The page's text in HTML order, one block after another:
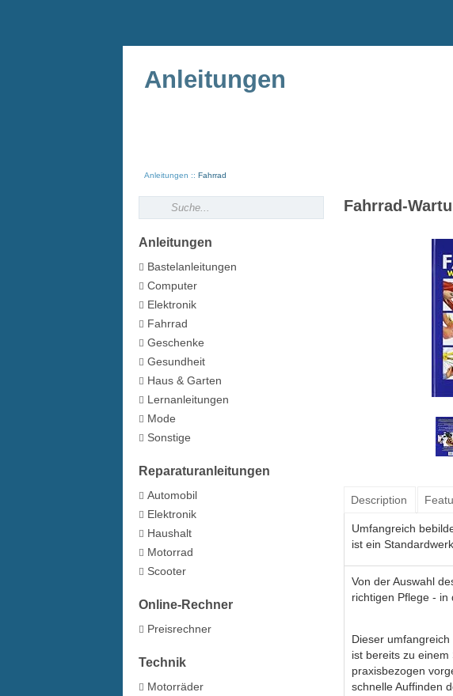
Anleitungen
Anleitungen Fahrrad
Fahrrad-
Description
Umfangreich
ist ein
Von der Auswahl
richtigen Pflege - in
Dieser
ist bereits zu
praxisbezogen
schnelle Auffinden
Anleitungen
Bastelanleitungen
Computer
Elektronik
Fahrrad
Geschenke
Gesundheit
Haus & Garten
Lernanleitungen
Mode
Sonstige
Reparaturanleitungen
Automobil
Elektronik
Haushalt
Motorrad
Scooter
Online-Rechner
Preisrechner
Technik
Motorräder